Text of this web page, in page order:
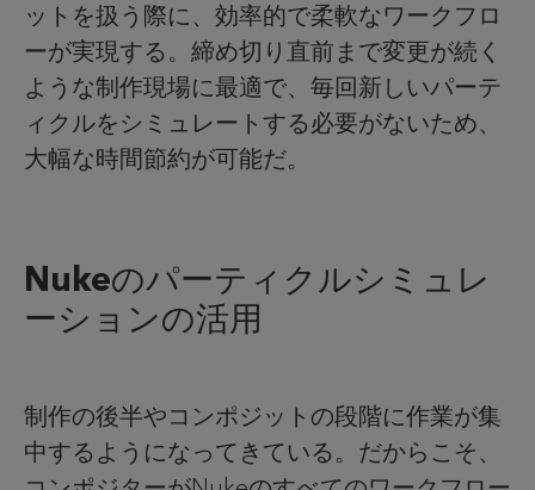
ットを扱う際に、効率的で柔軟なワークフロ
ーが実現する。締め切り直前まで変更が続く
ような制作現場に最適で、毎回新しいパーテ
ィクルをシミュレートする必要がないため、
大幅な時間節約が可能だ。
Nukeのパーティクルシミュレ
ーションの活用
制作の後半やコンポジットの段階に作業が集
中するようになってきている。だからこそ、